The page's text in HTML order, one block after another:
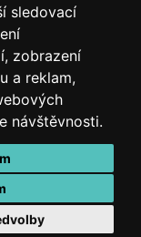
sledovací
zobrazení
a reklam,
návštěvnosti.